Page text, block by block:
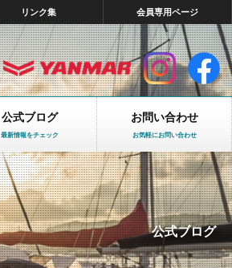
リンク集 会員専用ページ
公式ブログ
最新情報をチェック
お問い合わせ
お気軽にお問い合わせ
公式ブログ